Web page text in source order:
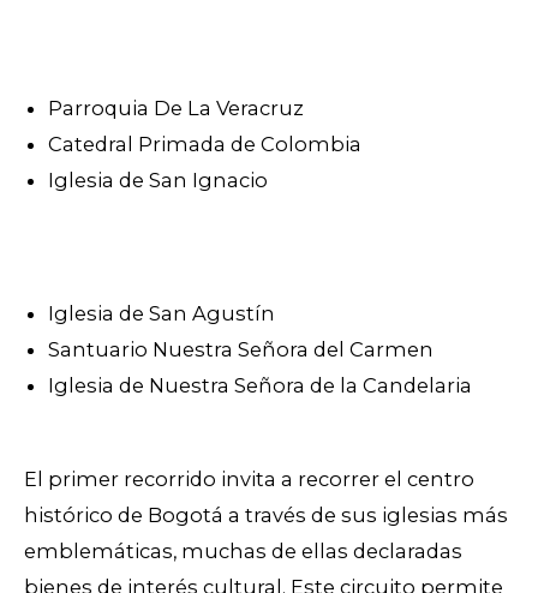
Parroquia De La Veracruz
Catedral Primada de Colombia
Iglesia de San Ignacio
Iglesia de San Agustín
Santuario Nuestra Señora del Carmen
Iglesia de Nuestra Señora de la Candelaria
El primer recorrido invita a recorrer el centro
histórico de Bogotá a través de sus iglesias más
emblemáticas, muchas de ellas declaradas
bienes de interés cultural. Este circuito permite